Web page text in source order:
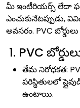
మీ ఇంటీరియర్స్ లేదా
ఎంచుకునేటప్పుడు,
అవసరం. PVC
1. PVC
తేమ నిరోధకత:
పరిస్థితులలో
ఉంటాయి.